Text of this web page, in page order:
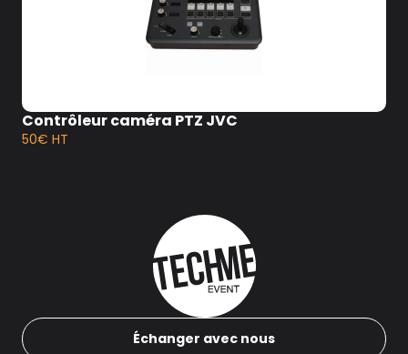
Contrôleur caméra PTZ JVC
50€ HT
Échanger avec nous